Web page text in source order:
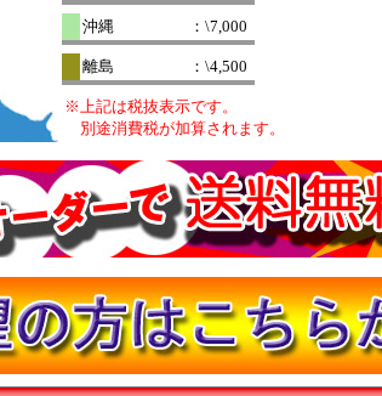
沖縄 ：\7,000
離島 ：\4,500
※上記は税抜表示です。
別途消費税が加算されます。